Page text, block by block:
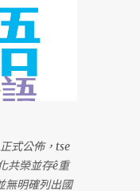
式公佈，tse
共榮並存ê重
明確列出國